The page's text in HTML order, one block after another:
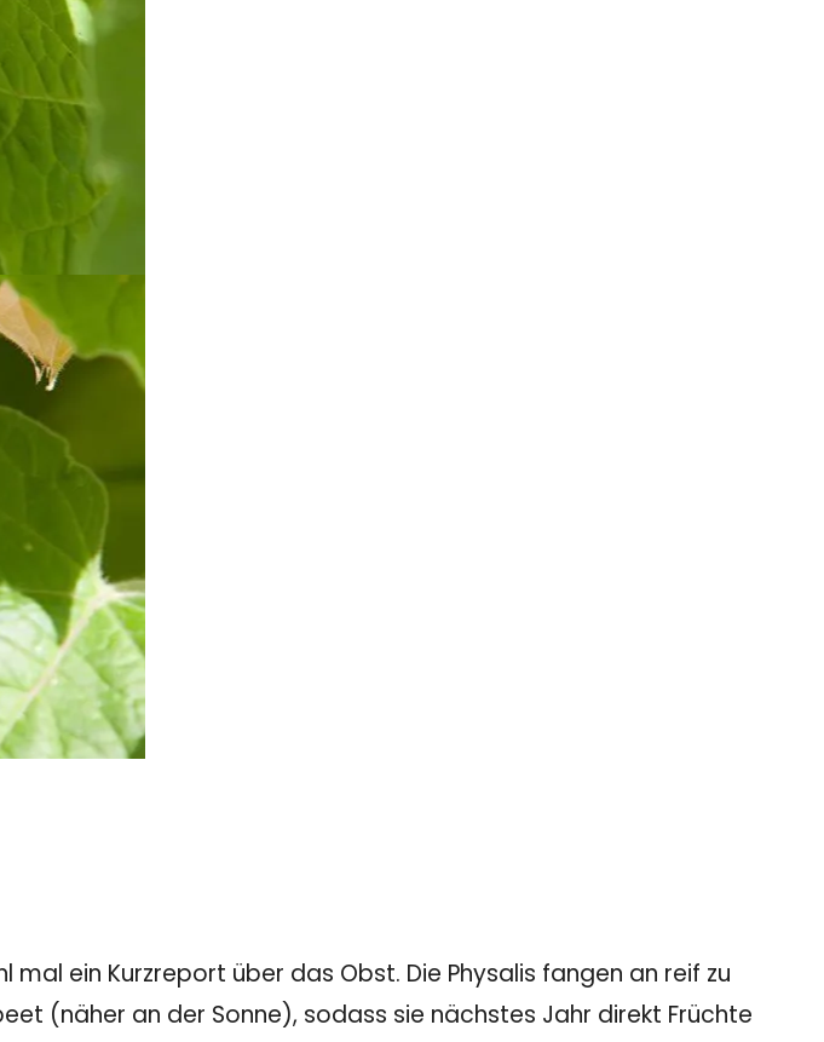
ein Kurzreport über das Obst. Die Physalis fangen an reif zu
(näher an der Sonne), sodass sie nächstes Jahr direkt Früchte